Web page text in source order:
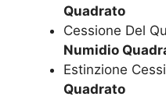
Quadrato
Cessione Del
Numidio
Estinzione
Quadrato